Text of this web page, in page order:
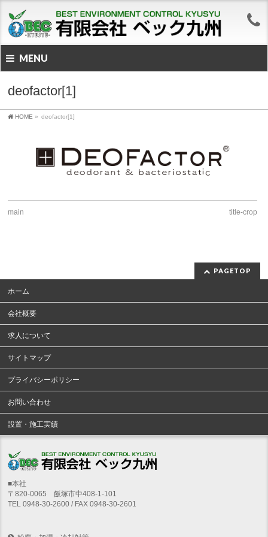
MENU
deofactor[1]
HOME » deofactor[1]
main title-crop
PAGETOP
ホーム
会社概要
求人について
サイトマップ
プライバシーポリシー
お問い合わせ
設置・施工実績
■本社
〒820-0065 飯塚市中408-1-101
TEL 0948-30-2600 / FAX 0948-30-2601